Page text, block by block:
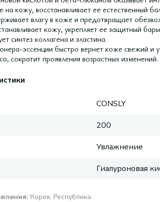
кожу, восстанавливает ее естественный
влагу в коже и предотвращает
кожу, укрепляет ее защитный
синтез коллагена и эластина.
эссенции быстро вернет коже свежий и
сократит проявления возрастных изменений.
CONSLY
200
Увлажнение
Гиалуроновая
: Корея, Республика